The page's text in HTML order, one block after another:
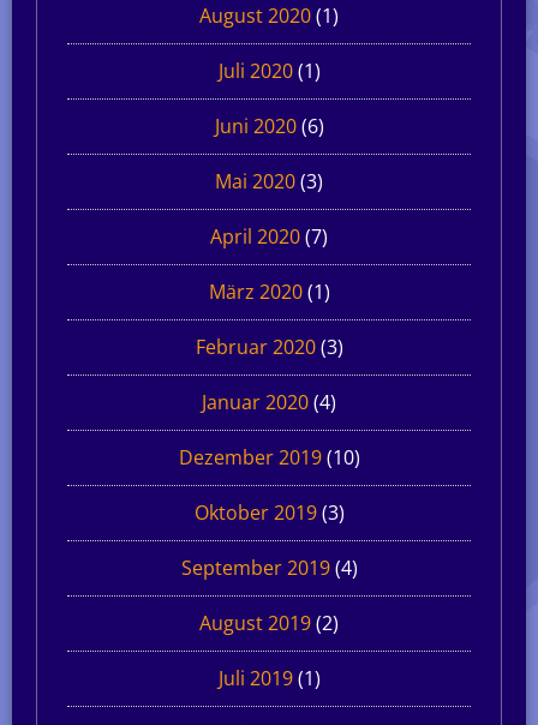
August 2020(1)
Juli 2020(1)
Juni 2020(6)
Mai 2020(3)
April 2020(7)
März 2020(1)
Februar 2020(3)
Januar 2020(4)
Dezember 2019(10)
Oktober 2019(3)
September 2019(4)
August 2019(2)
Juli 2019(1)